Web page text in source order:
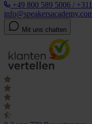
+49 800 589 5006 /
Mit uns chatten